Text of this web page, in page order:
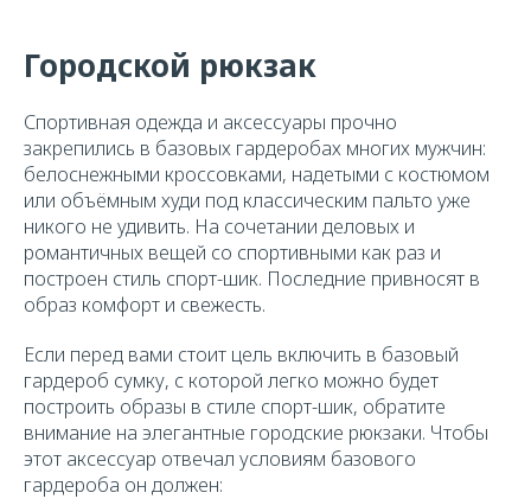
Городской рюкзак
Спортивная одежда и аксессуары прочно
закрепились в базовых гардеробах многих мужчин:
белоснежными кроссовками, надетыми с костюмом
или объёмным худи под классическим пальто уже
никого не удивить. На сочетании деловых и
романтичных вещей со спортивными как раз и
построен стиль спорт-шик. Последние привносят в
образ комфорт и свежесть.
Если перед вами стоит цель включить в базовый
гардероб сумку, с которой легко можно будет
построить образы в стиле спорт-шик, обратите
внимание на элегантные городские рюкзаки. Чтобы
этот аксессуар отвечал условиям базового
гардероба он должен: